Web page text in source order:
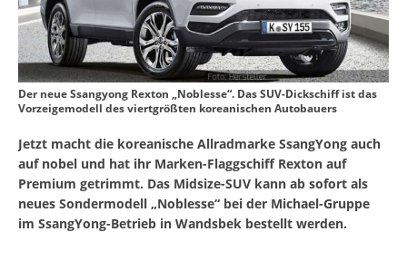
Der neue Ssangyong Rexton „Noblesse“. Das SUV-Dickschiff ist das
Vorzeigemodell des viertgrößten koreanischen Autobauers
Jetzt macht die koreanische Allradmarke SsangYong auch
auf nobel und hat ihr Marken-Flaggschiff Rexton auf
Premium getrimmt. Das Midsize-SUV kann ab sofort als
neues Sondermodell „Noblesse“ bei der Michael-Gruppe
im SsangYong-Betrieb in Wandsbek bestellt werden.